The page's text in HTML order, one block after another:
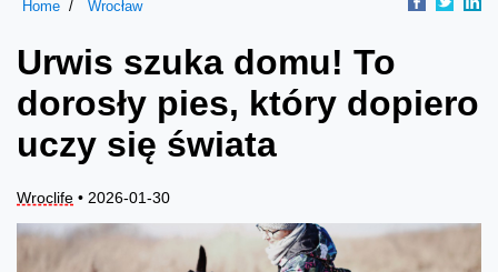
Home Wrocław
Urwis szuka domu! To
dorosły pies, który dopiero
uczy się świata
Wroclife • 2026-01-30